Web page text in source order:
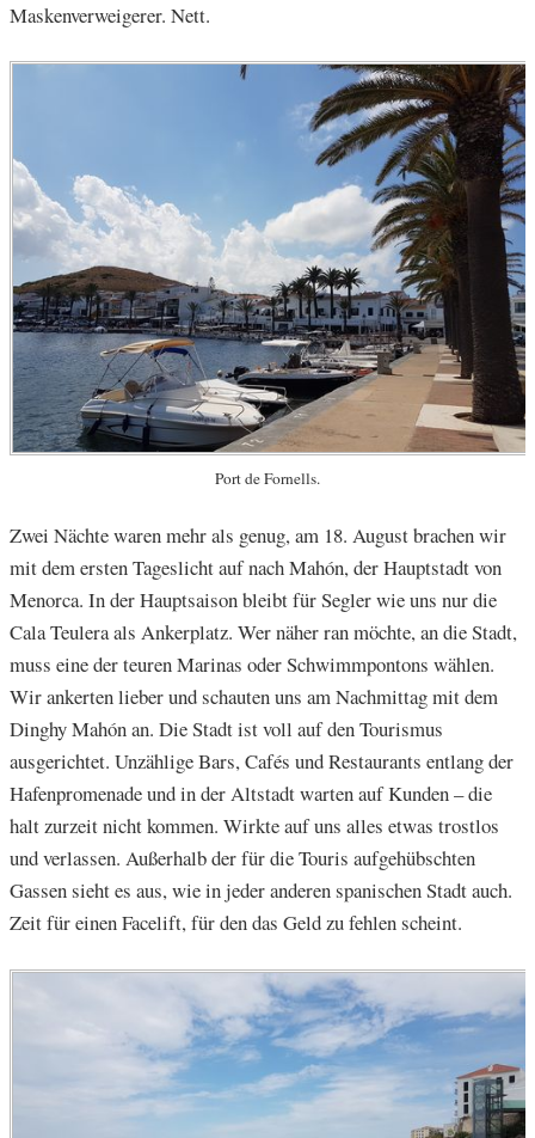
Maskenverweigerer. Nett.
Port de Fornells.
Zwei Nächte waren mehr als genug, am 18. August brachen wir
mit dem ersten Tageslicht auf nach Mahón, der Hauptstadt von
Menorca. In der Hauptsaison bleibt für Segler wie uns nur die
Cala Teulera als Ankerplatz. Wer näher ran möchte, an die Stadt,
muss eine der teuren Marinas oder Schwimmpontons wählen.
Wir ankerten lieber und schauten uns am Nachmittag mit dem
Dinghy Mahón an. Die Stadt ist voll auf den Tourismus
ausgerichtet. Unzählige Bars, Cafés und Restaurants entlang der
Hafenpromenade und in der Altstadt warten auf Kunden – die
halt zurzeit nicht kommen. Wirkte auf uns alles etwas trostlos
und verlassen. Außerhalb der für die Touris aufgehübschten
Gassen sieht es aus, wie in jeder anderen spanischen Stadt auch.
Zeit für einen Facelift, für den das Geld zu fehlen scheint.